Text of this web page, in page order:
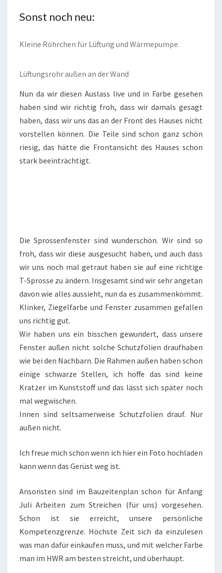
Sonst noch neu:
Kleine Röhrchen für Lüftung und Wärmepumpe.
Lüftungsrohr außen an der Wand
Nun da wir diesen Auslass live und in Farbe gesehen
haben sind wir richtig froh, dass wir damals gesagt
haben, dass wir uns das an der Front des Hauses nicht
vorstellen können. Die Teile sind schon ganz schön
riesig, das hätte die Frontansicht des Hauses schon
stark beeinträchtigt.
Die Sprossenfenster sind wunderschön. Wir sind so
froh, dass wir diese ausgesucht haben, und auch dass
wir uns noch mal getraut haben sie auf eine richtige
T-Sprosse zu ändern. Insgesamt sind wir sehr angetan
davon wie alles aussieht, nun da es zusammenkommt.
Klinker, Ziegelfarbe und Fenster zusammen gefallen
uns richtig gut.
Wir haben uns ein bisschen gewundert, dass unsere
Fenster außen nicht solche Schutzfolien draufhaben
wie bei den Nachbarn. Die Rahmen außen haben schon
einige schwarze Stellen, ich hoffe das sind keine
Kratzer im Kunststoff und das lässt sich später noch
mal wegwischen.
Innen sind seltsamerweise Schutzfolien drauf. Nur
außen nicht.
Ich freue mich schon wenn ich hier ein Foto hochladen
kann wenn das Gerüst weg ist.
Ansonsten sind im Bauzeitenplan schon für Anfang
Juli Arbeiten zum Streichen (für uns) vorgesehen.
Schon ist sie erreicht, unsere persönliche
Kompetenzgrenze. Höchste Zeit sich da einzulesen
was man dafür einkaufen muss, und mit welcher Farbe
man im HWR am besten streicht, und überhaupt.